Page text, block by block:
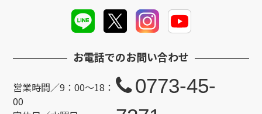
お電話でのお問い合わせ
営業時間／9：00～18：
00
0773-45-